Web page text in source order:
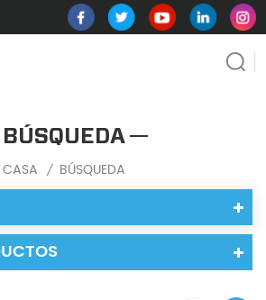
BÚSQUEDA
CASA / BÚSQUEDA